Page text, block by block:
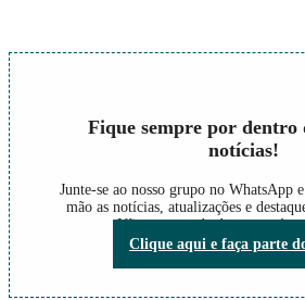
Fique sempre por dentro
notícias!
Junte-se ao nosso grupo no WhatsApp
mão as notícias, atualizações e
Não perca nada do que está
Clique aqui e faça parte